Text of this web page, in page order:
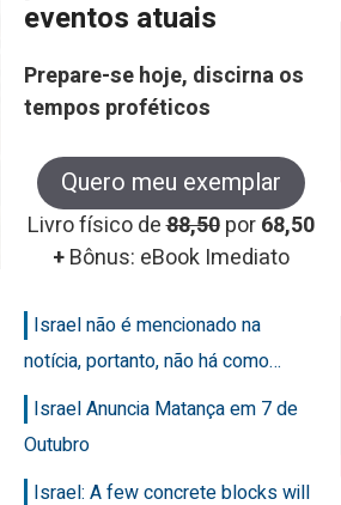
eventos atuais
Prepare-se hoje, discirna os
tempos proféticos
Quero meu exemplar
Livro físico de88,50 por68,50
+Bônus: eBook Imediato
Israel não é mencionado na
notícia, portanto, não há como…
Israel Anuncia Matança em 7 de
Outubro
Israel: A few concrete blocks will